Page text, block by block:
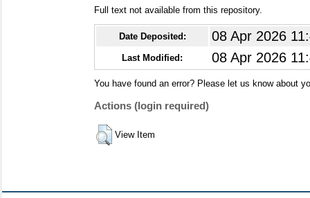
Full text not available from this repository.
Date Deposited: 08 Apr 2026
Last Modified: 08 Apr 2026
You have found an error? Please let us know about
Actions (login required)
View Item